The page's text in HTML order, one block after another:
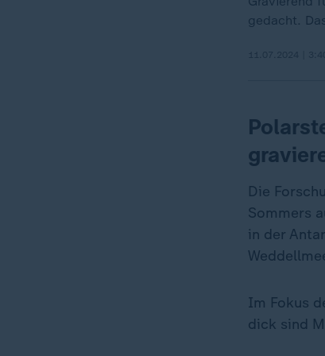
gedacht.
Die
Sommers
in der
Im Fokus
dick sind